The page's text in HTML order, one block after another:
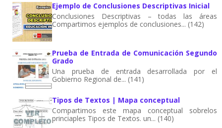
Ejemplo de Conclusiones Descriptivas Inicial
Conclusiones Descriptivas – todas las áreas
Compartimos ejemplos de conclusiones... (142)
Prueba de Entrada de Comunicación Segundo
Grado
Una prueba de entrada desarrollada por el
Gobierno Regional de... (141)
Tipos de Textos | Mapa conceptual
Compartimos este mapa conceptual sobrelos
princiaples Tipos de Textos. un... (140)